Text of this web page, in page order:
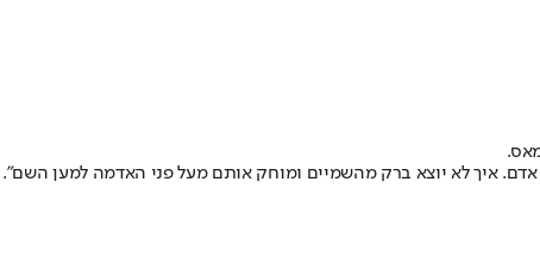
איך לא יוצא ברק מהשמיים ומוחק אותם מעל פני האדמה למען השם".